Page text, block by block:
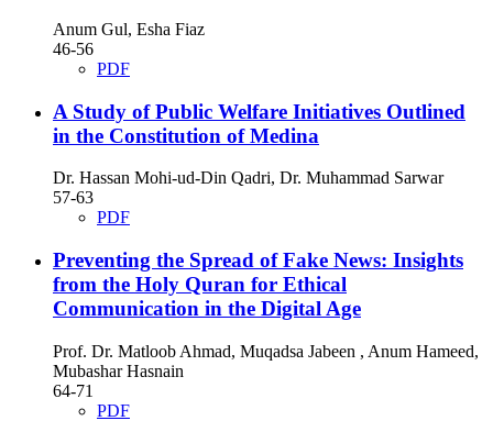
Anum Gul, Esha Fiaz
46-56
PDF
A Study of Public Welfare Initiatives Outlined
in the Constitution of Medina
Dr. Hassan Mohi-ud-Din Qadri, Dr. Muhammad Sarwar
57-63
PDF
Preventing the Spread of Fake News: Insights
from the Holy Quran for Ethical
Communication in the Digital Age
Prof. Dr. Matloob Ahmad, Muqadsa Jabeen , Anum Hameed,
Mubashar Hasnain
64-71
PDF